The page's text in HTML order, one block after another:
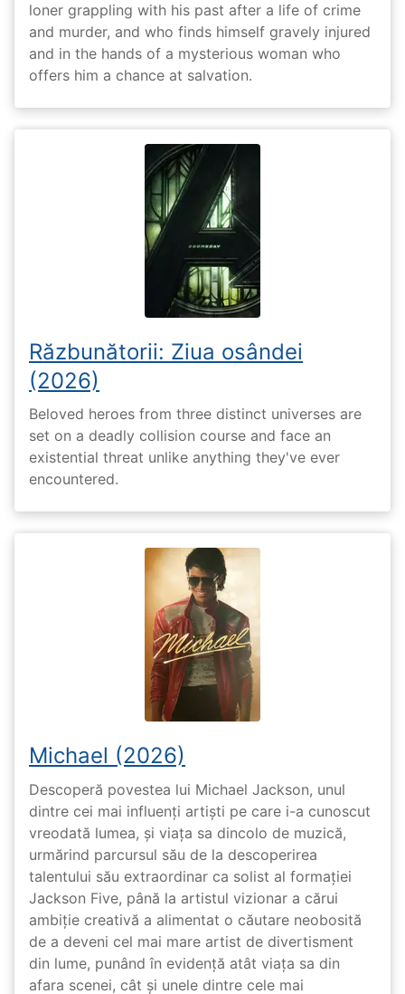
loner grappling with his past after a life of crime
and murder, and who finds himself gravely injured
and in the hands of a mysterious woman who
offers him a chance at salvation.
Răzbunătorii: Ziua osândei
(2026)
Beloved heroes from three distinct universes are
set on a deadly collision course and face an
existential threat unlike anything they've ever
encountered.
Michael (2026)
Descoperă povestea lui Michael Jackson, unul
dintre cei mai influenți artiști pe care i-a cunoscut
vreodată lumea, și viața sa dincolo de muzică,
urmărind parcursul său de la descoperirea
talentului său extraordinar ca solist al formației
Jackson Five, până la artistul vizionar a cărui
ambiție creativă a alimentat o căutare neobosită
de a deveni cel mai mare artist de divertisment
din lume, punând în evidență atât viața sa din
afara scenei, cât și unele dintre cele mai